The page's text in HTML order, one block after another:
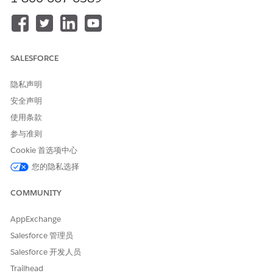
报告 SSO 问题
客服人员操作
这些操作会在您与专业客服人员对话期间自动运行。
获取合格的服务目录项目
执行服务目录项目流
获取产品发布卡
为员工创建事件
示例
情况：员工 Frank 无法使用 SSO 登录公司内部网，并不断收到
身份验证错误。
弗兰克:我无法登录内部网。当我使用 SSO 时，它一直说“身
份验证失败”，但我的密码适用于电子邮件。
SALESFORCE
隐私声明
安全声明
使用条款
参与准则
Cookie 首选项中心
您的隐私选择
COMMUNITY
AppExchange
Salesforce 管理员
Salesforce 开发人员
Trailhead